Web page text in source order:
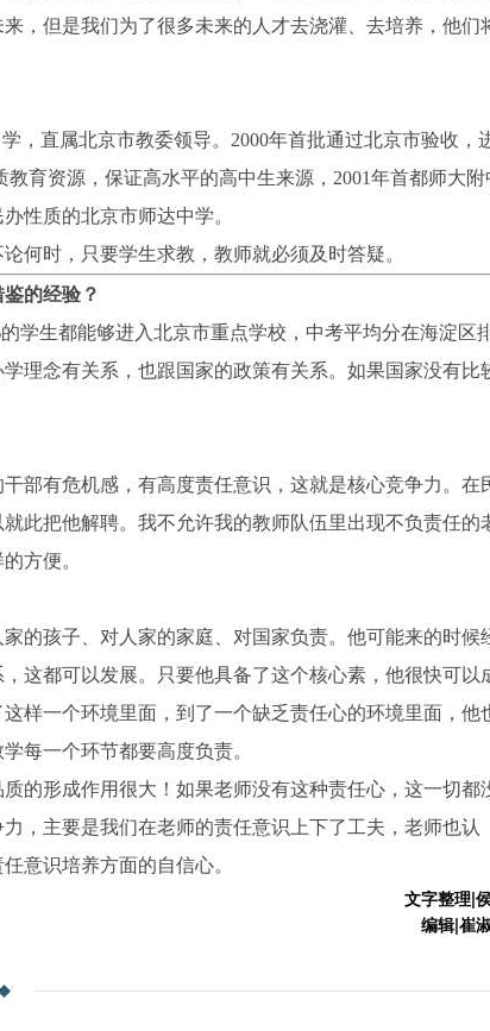
，但是我们为了很多未来的人才去浇灌、去培养，他们
，直属北京市教委领导。2000年首批通过北京市验收，
育资源，保证高水平的高中生来源，2001年首都师大附
性质的北京市师达中学。
何时，只要学生求教，教师就必须及时答疑。
的经验？
学生都能够进入北京市重点学校，中考平均分在海淀区
理念有关系，也跟国家的政策有关系。如果国家没有比
部有危机感，有高度责任意识，这就是核心竞争力。在
此把他解聘。我不允许我的教师队伍里出现不负责任的
方便。
的孩子、对人家的家庭、对国家负责。他可能来的时候
这都可以发展。只要他具备了这个核心素，他很快可以
样一个环境里面，到了一个缺乏责任心的环境里面，他
每一个环节都要高度负责。
的形成作用很大！如果老师没有这种责任心，这一切都
，主要是我们在老师的责任意识上下了工夫，老师也认
意识培养方面的自信心。
文字整理|
编辑|崔